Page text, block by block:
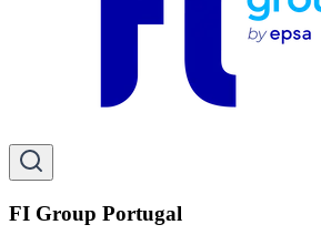
FI Group Portugal